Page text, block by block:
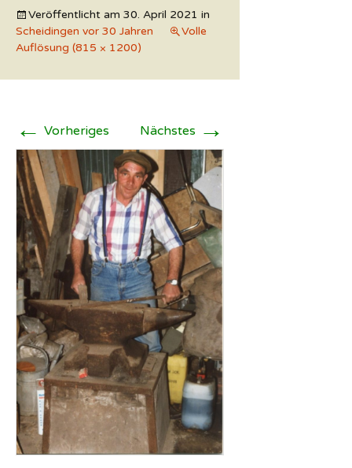
Veröffentlicht am 30. April 2021 in
Scheidingen vor 30 Jahren
Volle
Auflösung (815 × 1200)
← Vorheriges Nächstes →